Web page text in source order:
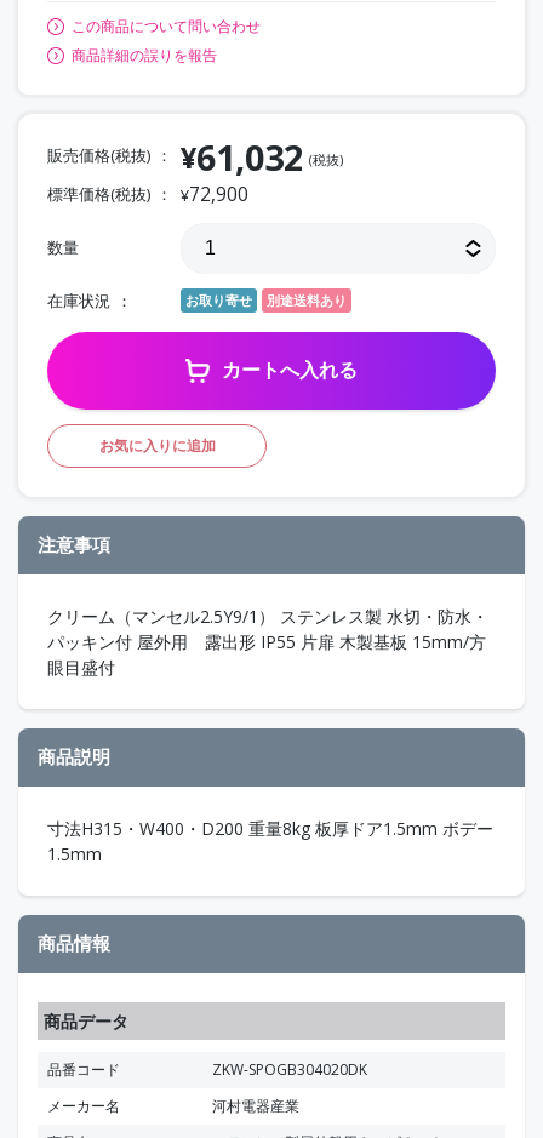
この商品について問い合わせ
商品詳細の誤りを報告
販売価格(税抜) ¥61,032 (税抜)
標準価格(税抜) ¥72,900
数量
在庫状況 お取り寄せ 別途送料あり
カートへ入れる
お気に入りに追加
注意事項
クリーム（マンセル2.5Y9/1） ステンレス製 水切・防水・
パッキン付 屋外用 露出形 IP55 片扉 木製基板 15mm/方
眼目盛付
商品説明
寸法H315・W400・D200 重量8kg 板厚ドア1.5mm ボデー
1.5mm
商品情報
商品データ
品番コード
ZKW-SPOGB304020DK
メーカー名
河村電器産業